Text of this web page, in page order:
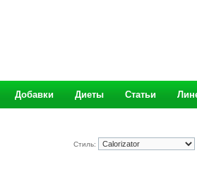
Добавки Диеты Статьи
Стиль: